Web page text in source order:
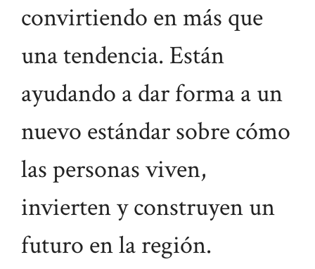
convirtiendo en más que
una tendencia. Están
ayudando a dar forma a un
nuevo estándar sobre cómo
las personas viven,
invierten y construyen un
futuro en la región.